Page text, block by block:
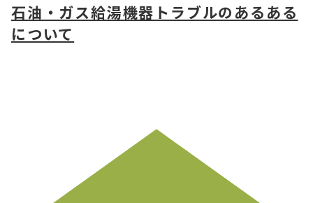
石油・ガス給湯機器トラブルのあるある
について